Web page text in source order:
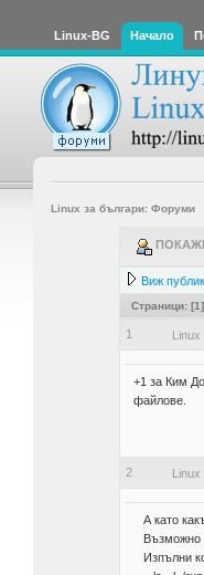
Linux-BG Начало
Linux за българи: Форуми
Виж
Страници: [1]
1 Linux
+1 за Ким
файлове.
2 Linux
А като
Възможно
Изпълни